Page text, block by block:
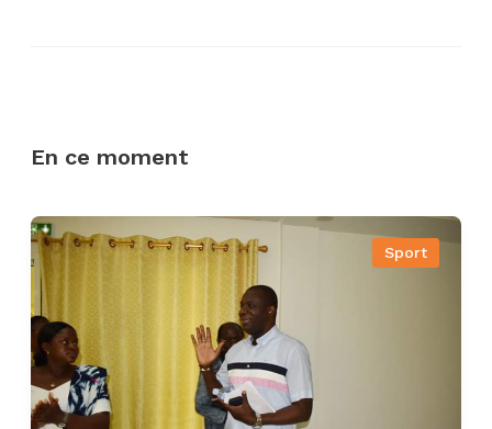
En ce moment
Sport